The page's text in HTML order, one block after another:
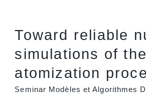
Toward reliable
simulations of the
atomization
Seminar Modèles et Algorithmes